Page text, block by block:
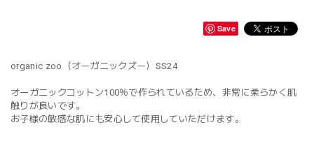
Save
organic zoo（オーガニックズー）SS24
オーガニックコットン100％で作られているため、非常に柔らかく肌
触りが良いです。
お子様の敏感な肌にも安心して使用していただけます。